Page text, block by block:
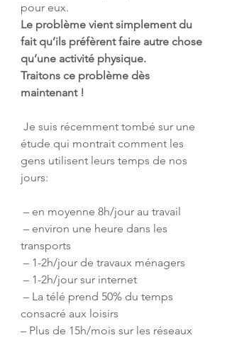
pour eux.
Le problème vient simplement du
fait qu’ils préfèrent faire autre chose
qu’une activité physique.
Traitons ce problème dès
maintenant !
étude qui montrait comment les
gens utilisent leurs temps de nos
jours:
– en moyenne 8h/jour au travail
transports
– 1-2h/jour de travaux ménagers
– 1-2h/jour sur internet
consacré aux loisirs
– Plus de 15h/mois sur les réseaux